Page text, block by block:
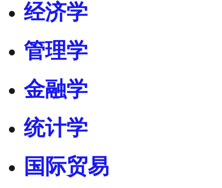
经济学
管理学
金融学
统计学
国际贸易